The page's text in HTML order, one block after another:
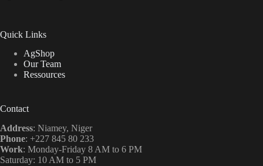
Quick Links
AgShop
Our Team
Ressources
Contact
Address: Niamey, Niger
Phone: +227 845 80 233
Work: Monday-Friday 8 AM to 6 PM
Saturday: 10 AM to 5 PM